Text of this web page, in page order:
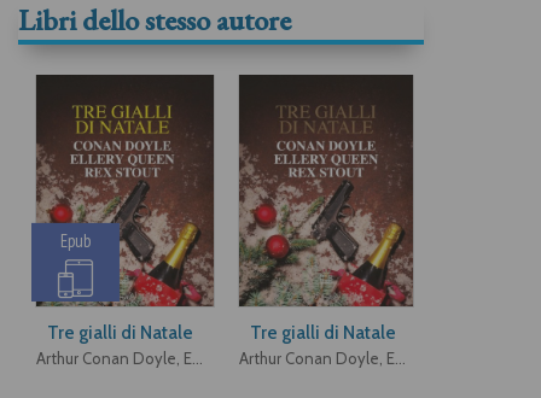
Libri dello stesso autore
Epub
Tre gialli di Natale
Arthur Conan Doyle, Ellery Queen, Rex Stout
Tre gialli di Natale
Arthur Conan Doyle, Ellery Queen, Rex Stout